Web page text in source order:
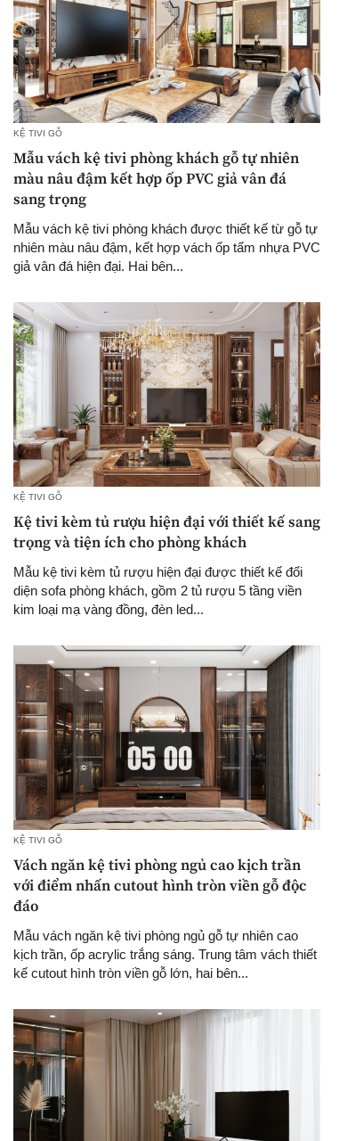
KỆ TIVI GỖ
Mẫu vách kệ tivi phòng khách gỗ tự nhiên
màu nâu đậm kết hợp ốp PVC giả vân đá
sang trọng
Mẫu vách kệ tivi phòng khách được thiết kế từ gỗ tự
nhiên màu nâu đậm, kết hợp vách ốp tấm nhựa PVC
giả vân đá hiện đại. Hai bên...
KỆ TIVI GỖ
Kệ tivi kèm tủ rượu hiện đại với thiết kế sang
trọng và tiện ích cho phòng khách
Mẫu kệ tivi kèm tủ rượu hiện đại được thiết kế đối
diện sofa phòng khách, gồm 2 tủ rượu 5 tầng viền
kim loại mạ vàng đồng, đèn led...
KỆ TIVI GỖ
Vách ngăn kệ tivi phòng ngủ cao kịch trần
với điểm nhấn cutout hình tròn viền gỗ độc
đáo
Mẫu vách ngăn kệ tivi phòng ngủ gỗ tự nhiên cao
kịch trần, ốp acrylic trắng sáng. Trung tâm vách thiết
kế cutout hình tròn viền gỗ lớn, hai bên...